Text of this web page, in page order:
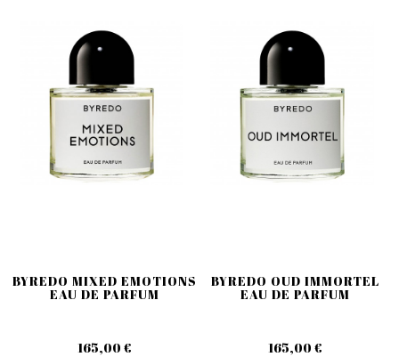
BYREDO MIXED EMOTIONS
EAU DE PARFUM
165,00 €
BYREDO OUD IMMORTEL
EAU DE PARFUM
165,00 €